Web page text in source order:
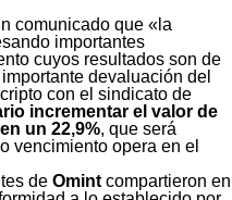
comunicado que «la
importantes
cuyos resultados son de
devaluación del
con el sindicato de
incrementar el valor de
un 22,9%, que será
vencimiento opera en el
de Omint compartieron en